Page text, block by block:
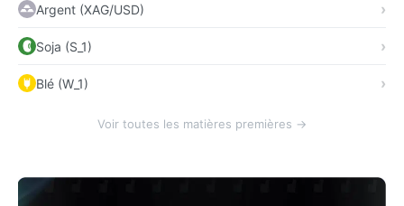
Argent (XAG/USD)
Soja (S_1)
Blé (W_1)
Voir toutes les matières premières →